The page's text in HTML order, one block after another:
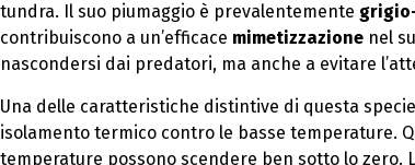
tundra. Il suo piumaggio è prevalentemente
contribuiscono a un’efficace mimetizzazione nel
nascondersi dai predatori, ma anche a evitare
Una delle caratteristiche distintive di questa
isolamento termico contro le basse temperature.
temperature possono scendere ben sotto lo zero.